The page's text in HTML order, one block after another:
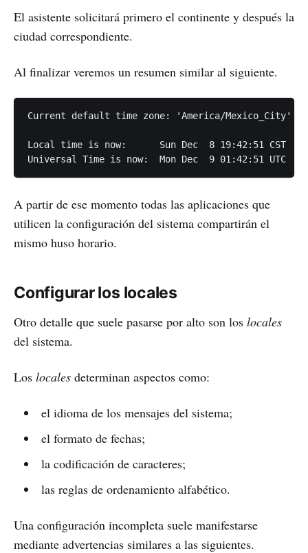
El asistente solicitará primero el continente y después la
ciudad correspondiente.
Al finalizar veremos un resumen similar al siguiente.
Current default time zone: 'America/Mexico_City'
Local time is now:      Sun Dec  8 19:42:51 CST
A partir de ese momento todas las aplicaciones que
utilicen la configuración del sistema compartirán el
mismo huso horario.
Configurar los locales
Otro detalle que suele pasarse por alto son los locales
del sistema.
Los locales determinan aspectos como:
el idioma de los mensajes del sistema;
el formato de fechas;
la codificación de caracteres;
las reglas de ordenamiento alfabético.
Una configuración incompleta suele manifestarse
mediante advertencias similares a las siguientes.